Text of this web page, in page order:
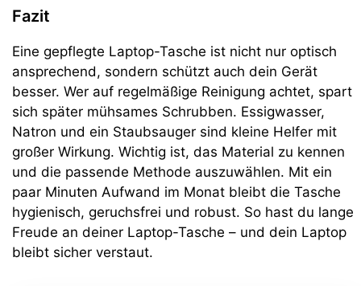
Fazit
Eine gepflegte Laptop-Tasche ist nicht nur optisch
ansprechend, sondern schützt auch dein Gerät
besser. Wer auf regelmäßige Reinigung achtet, spart
sich später mühsames Schrubben. Essigwasser,
Natron und ein Staubsauger sind kleine Helfer mit
großer Wirkung. Wichtig ist, das Material zu kennen
und die passende Methode auszuwählen. Mit ein
paar Minuten Aufwand im Monat bleibt die Tasche
hygienisch, geruchsfrei und robust. So hast du lange
Freude an deiner Laptop-Tasche – und dein Laptop
bleibt sicher verstaut.